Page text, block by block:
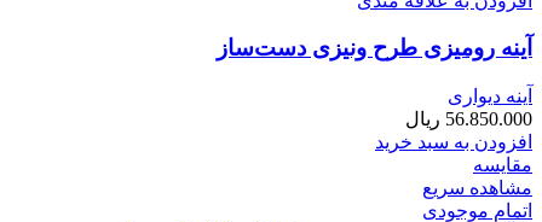
آینه رومیزی طرح ونیزی دست‌ساز
آینه دیواری
56.850.000 ریال
افزودن به سبد خرید
مقایسه
مشاهده سریع
اتمام موجودی